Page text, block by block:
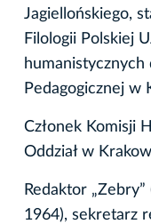
Jagiellońskiego,
Filologii Polskiej
humanistycznych
Pedagogicznej w
Członek Komisji
Oddział w
Redaktor
1964), sekretarz